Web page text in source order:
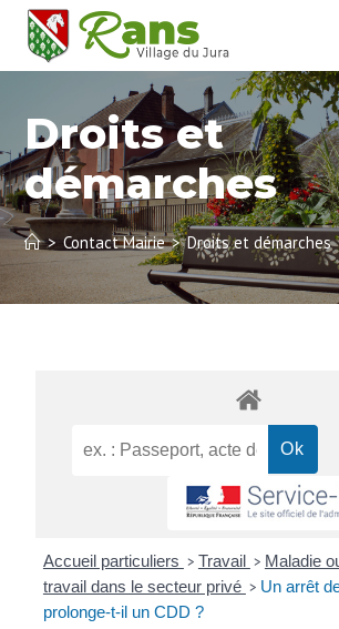
Droits et
démarches
> Contact Mairie > Droits et démarches
Accueil particuliers > Travail > Maladie
travail dans le secteur privé > Un arrêt
prolonge-t-il un CDD ?